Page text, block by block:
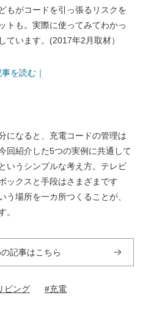
もがコードを引っ張るリスクを
トも。実際に使ってみてわかっ
ています。(2017年2月取材）
事を読む｜
になると、充電コードの管理は
回紹介した5つの実例に共通して
いうシンプルな考え方。テレビ
ックスと手段はさまざまです
場所を一カ所つくることが、
。
記事はこちら
ビング #充電